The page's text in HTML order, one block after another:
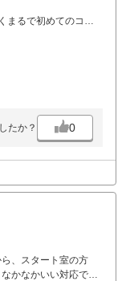
まるで初めてのコー
たか？ 0
、スタート室の方
かなかいい対応でし